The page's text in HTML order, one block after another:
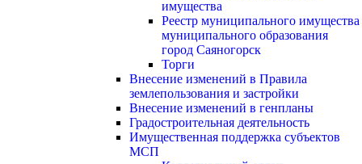
имущества
Реестр муниципального имущества
муниципального образования
город Саяногорск
Торги
Внесение изменений в Правила
землепользования и застройки
Внесение изменений в генпланы
Градостроительная деятельность
Имущественная поддержка субъектов
МСП